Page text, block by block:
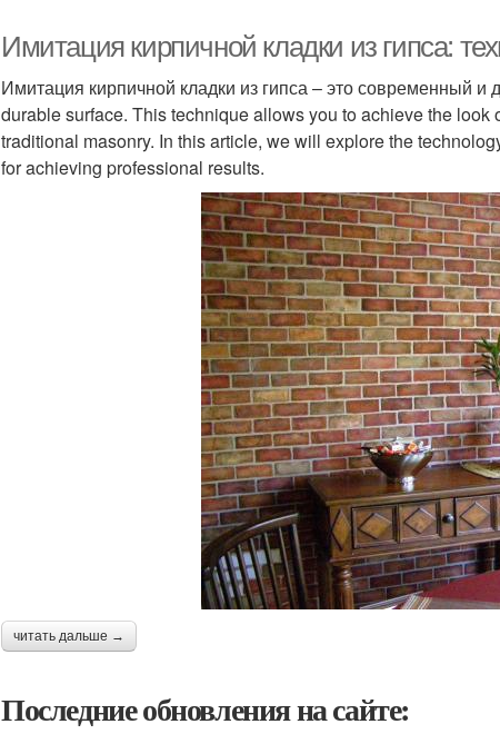
Имитация кирпичной кладки из гипса:
Имитация кирпичной кладки из гипса – это современный
durable surface. This technique allows you to achieve the
traditional masonry. In this article, we will explore the
for achieving professional results.
читать дальше →
Последние обновления на сайте: